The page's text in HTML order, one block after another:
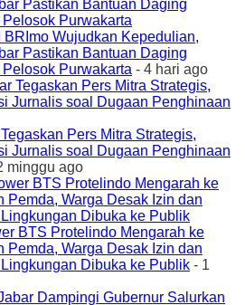
Wujudkan Kepedulian,
Pastikan Bantuan Daging
Purwakarta - 4 hari ago
Pers Mitra Strategis,
Jurnalis soal Dugaan Penghinaan
minggu ago
BTS Protelindo Mengarah ke
Pemda, Warga Desak Izin dan
Dibuka ke Publik - 1